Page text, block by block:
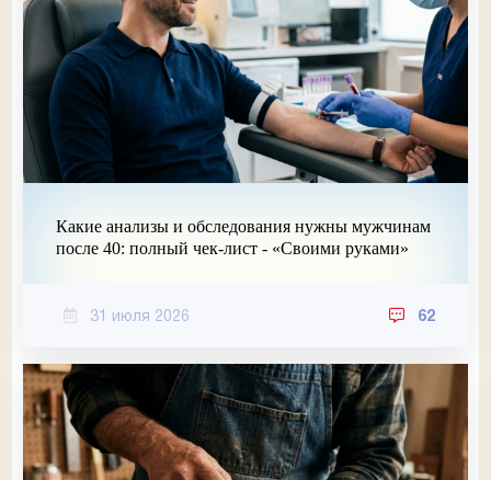
Какие анализы и обследования нужны мужчинам
после 40: полный чек-лист - «Своими руками»
31 июля 2026 62